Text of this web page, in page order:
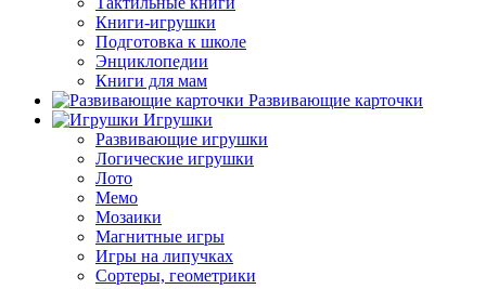
Книги-игрушки
Подготовка к школе
Энциклопедии
Книги для мам
Развивающие карточки
Игрушки
Развивающие игрушки
Логические игрушки
Лото
Мемо
Мозаики
Магнитные игры
Игры на липучках
Сортеры, геометрики